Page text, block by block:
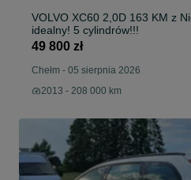
VOLVO XC60 2,0D 163 KM z
idealny! 5 cylindrów!!!
49 800 zł
Chełm - 05 sierpnia 2026
2013 - 208 000 km